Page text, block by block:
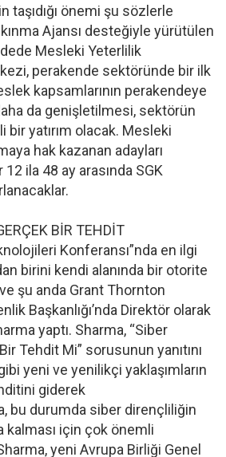
taşıdığı önemi şu sözlerle
Ajansı desteğiyle yürütülen
Mesleki Yeterlilik
perakende sektöründe bir ilk
kapsamlarının perakendeye
da genişletilmesi, sektörün
yatırım olacak. Mesleki
hak kazanan adayları
ila 48 ay arasında SGK
BİR TEHDİT
Konferansı”nda en ilgi
birini kendi alanında bir otorite
şu anda Grant Thornton
Başkanlığı’nda Direktör olarak
yaptı. Sharma, “Siber
Tehdit Mi” sorusunun yanıtını
yeni ve yenilikçi yaklaşımların
giderek
bu durumda siber dirençliliğin
için çok önemli
yeni Avrupa Birliği Genel